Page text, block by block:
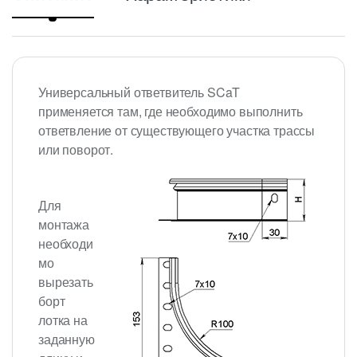
Универсальный ответвитель SCaT
применяется там, где необходимо выполнить
ответвление от существующего участка трассы
или поворот.
Для
монтажа
необходи
мо
вырезать
борт
лотка на
заданную